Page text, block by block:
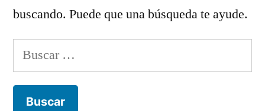
buscando. Puede que una búsqueda te ayude.
Buscar: